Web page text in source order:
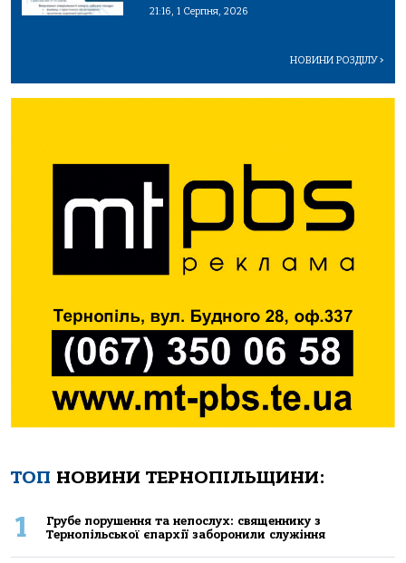
21:16, 1 Серпня, 2026
НОВИНИ РОЗДІЛУ>
ТОП НОВИНИ ТЕРНОПІЛЬЩИНИ:
1
Грубе порушення та непослух: священнику з
Тернопільської єпархії заборонили служіння